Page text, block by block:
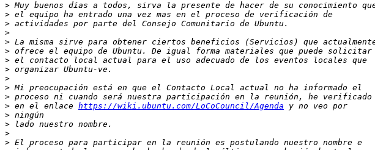
>
>
>
>
>
>
>
>
>
>
>
> en el enlace https://wiki.ubuntu.com/LoCoCouncil/Agenda
>
>
>
>